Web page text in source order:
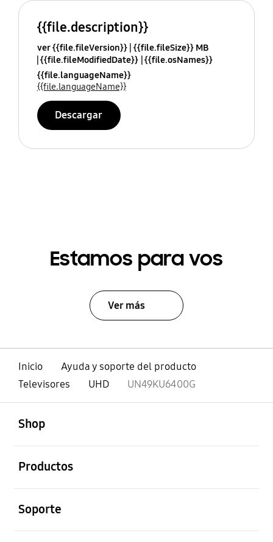
{{file.description}}
ver {{file.fileVersion}} {{file.fileSize}} MB
{{file.fileModifiedDate}} {{file.osNames}}
{{file.languageName}}
{{file.languageName}}
Descargar
Estamos para vos
Ver más
Inicio
Ayuda y soporte del producto
Televisores
UHD UN49KU6400G
Shop
Productos
Soporte